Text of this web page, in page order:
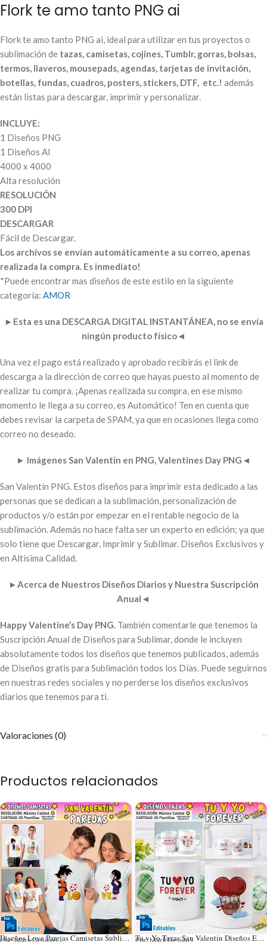
Flork te amo tanto PNG ai
Flork te amo tanto PNG ai, ideal para utilizar en tus proyectos o
sublimación de tazas, camisetas, cojines, Tumblr, gorras, bolsas,
termos, llaveros, mousepads, agendas, tarjetas de invitación,
botellas, fundas, cuadros, posters, stickers, DTF, etc.! además
están listas para descargar, imprimir y personalizar.
INCLUYE:
1 Diseños PNG
1 Diseños AI
4000 x 4000
Alta resolución
RESOLUCIÓN
300 DPI
DESCARGAR
Fácil de Descargar.
Los archivos se envían automáticamente a su correo, apenas
realizada la compra. Es inmediato!
*Puede encontrar mas diseños de este estilo en la siguiente
categoría: AMOR
► Esta es una DESCARGA DIGITAL INSTANTÁNEA, no se envía
ningún producto físico◄
Una vez el pago está realizado y aprobado recibirás el link de
descarga a la dirección de correo que hayas puesto al momento de
realizar tu compra. ¡Apenas realizada su compra, en ese mismo
momento le llega a su correo, es Automático! Ten en cuenta que
debes revisar la carpeta de SPAM, ya que en ocasiones llega como
correo no deseado.
► Imágenes San Valentín en PNG, Valentines Day PNG ◄
San Valentín PNG. Estos diseños para imprimir esta dedicado a las
personas que se dedican a la sublimación, personalización de
productos y/o están por empezar en el rentable negocio de la
sublimación. Además no hace falta ser un experto en edición; ya que
solo tiene que Descargar, Imprimir y Sublimar. Diseños Exclusivos y
en Altísima Calidad.
►Acerca de Nuestros Diseños Diarios y Nuestra Suscripción
Anual ◄
Happy Valentine’s Day PNG. También comentarle que tenemos la
Suscripción Anual de Diseños para Sublimar, donde le incluyen
absolutamente todos los diseños que tenemos publicados, además
de Diseños gratis para Sublimación todos los Días. Puede seguirnos
en nuestras redes sociales y no perderse los diseños exclusivos
diarios que tenemos para ti.
Valoraciones (0)
Productos relacionados
Diseños Love Parejas Camisetas Sublimación
Por: Mark Designs Tu y Yo Tazas San Valentín Diseños Editables
Por: Mark Designs